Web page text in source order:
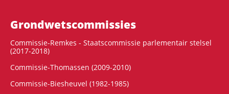
Grondwets­commissies
Commissie-Remkes - Staatscommissie parlementair stelsel
(2017-2018)
Commissie-Thomassen (2009-2010)
Commissie-Biesheuvel (1982-1985)